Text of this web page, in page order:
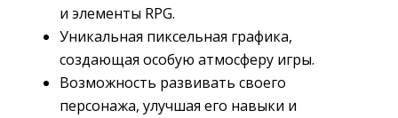
и элементы RPG.
Уникальная пиксельная графика,
создающая особую атмосферу игры.
Возможность развивать своего
персонажа, улучшая его навыки и